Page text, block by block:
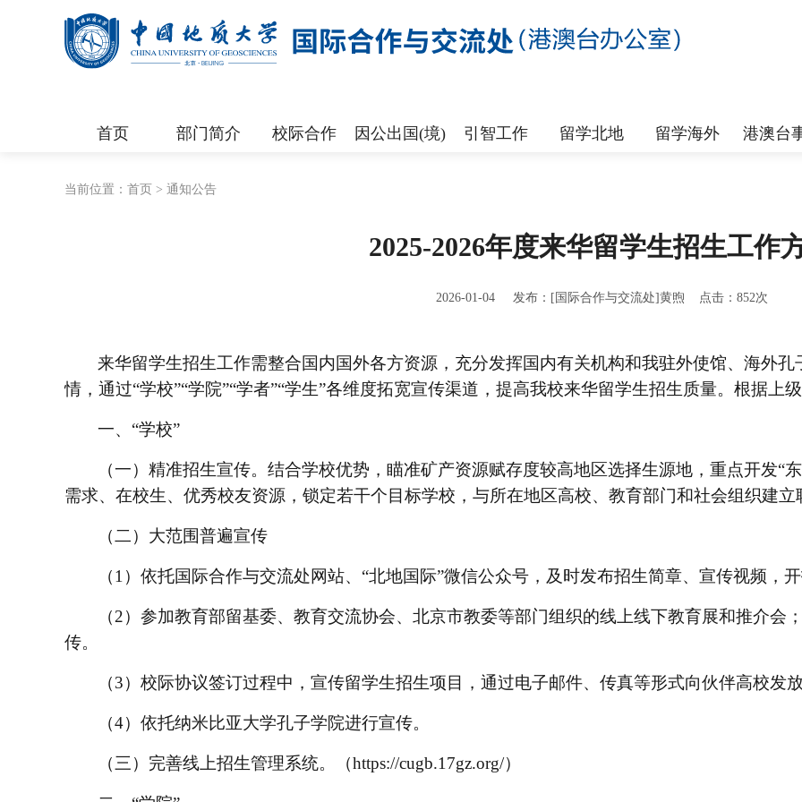
首页 部门简介 校际合作 因公出国(境) 引智工作 留学北地 留学海外 港澳台
当前位置： 首页 > 通知公告
2025-2026年度来华留学生招生工作
2026-01-04 发布：[国际合作与交流处]黄煦 点击： 852次
来华留学生招生工作需整合国内国外各方资源，充分发挥国内有关机构和我驻外使馆、海外
情，通过“学校”“学院”“学者”“学生”各维度拓宽宣传渠道，提高我校来华留学生招生质量。根据
一、 “学校”
（一）精准招生宣传。结合学校优势，瞄准矿产资源赋存度较高地区选择生源地，重点开发“
需求、在校生、优秀校友资源，锁定若干个目标学校，与所在地区高校、教育部门和社会组织建
（二）大范围普遍宣传
（1）依托国际合作与交流处网站、“北地国际”微信公众号，及时发布招生简章、宣传视频，
（2）参加教育部留基委、教育交流协会、北京市教委等部门组织的线上线下教育展和推介会
传。
（3）校际协议签订过程中，宣传留学生招生项目，通过电子邮件、传真等形式向伙伴高校发
（4）依托纳米比亚大学孔子学院进行宣传。
（三）完善线上招生管理系统。（https://cugb.17gz.org/）